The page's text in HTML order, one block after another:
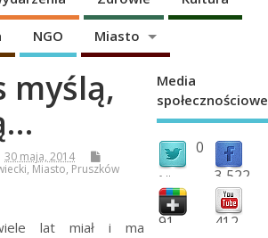
NGO Miasto
myślą,
30 maja, 2014
, Miasto, Pruszków
lat miał i ma
Media
społecznościowe
0
followers 3,522
fans
91 412